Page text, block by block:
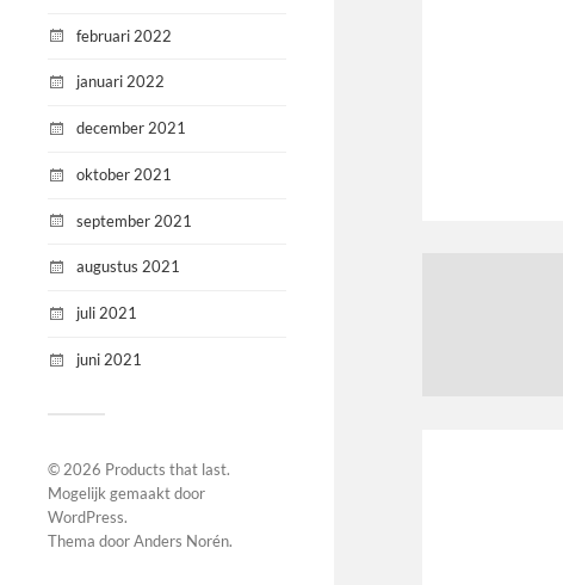
februari 2022
januari 2022
december 2021
oktober 2021
september 2021
augustus 2021
juli 2021
juni 2021
© 2026 Products that last.
Mogelijk gemaakt door
WordPress.
Thema doorAnders Norén.